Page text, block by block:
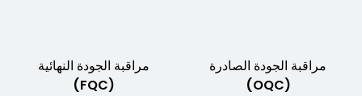
مراقبة الجودة النهائية
(FQC)
مراقبة الجودة الصادرة
(OQC)